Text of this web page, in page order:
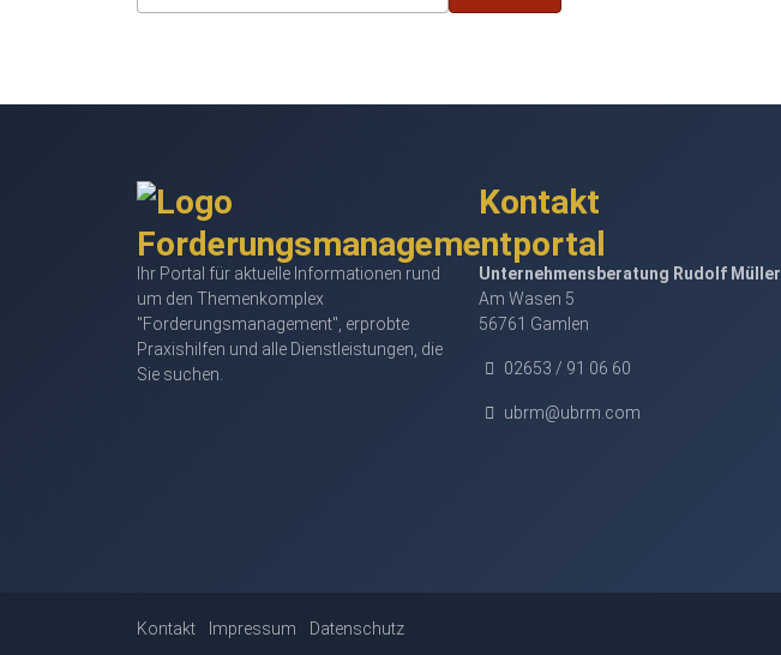
Ihr Portal für aktuelle Informationen rund
um den Themenkomplex
"Forderungsmanagement", erprobte
Praxishilfen und alle Dienstleistungen, die
Sie suchen.
Kontakt
Unternehmensberatung Rudolf Müller
Am Wasen 5
56761 Gamlen
02653 / 91 06 60
ubrm@ubrm.com
Kontakt Impressum Datenschutz